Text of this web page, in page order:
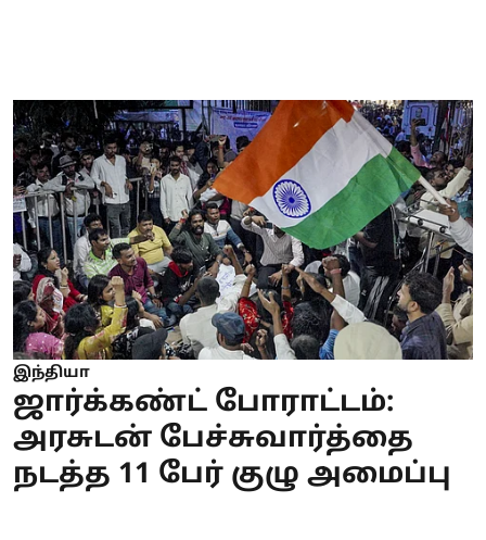
இந்தியா
ஜார்க்கண்ட் போராட்டம்:
அரசுடன் பேச்சுவார்த்தை
நடத்த 11 பேர் குழு அமைப்பு